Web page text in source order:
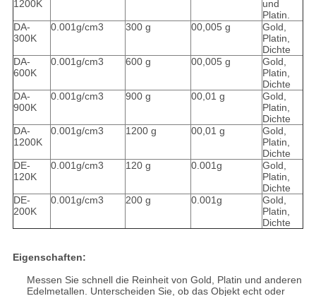
1200K
und
Platin.
DA-
300K
0.001g/cm3 300 g 00,005 g
Gold,
Platin,
Dichte
DA-
600K
0.001g/cm3 600 g 00,005 g
Gold,
Platin,
Dichte
DA-
900K
0.001g/cm3 900 g 00,01 g
Gold,
Platin,
Dichte
DA-
1200K
0.001g/cm3 1200 g 00,01 g
Gold,
Platin,
Dichte
DE-
120K
0.001g/cm3 120 g 0.001g
Gold,
Platin,
Dichte
DE-
200K
0.001g/cm3 200 g 0.001g
Gold,
Platin,
Dichte
Eigenschaften:
Messen Sie schnell die Reinheit von Gold, Platin und anderen
Edelmetallen. Unterscheiden Sie, ob das Objekt echt oder